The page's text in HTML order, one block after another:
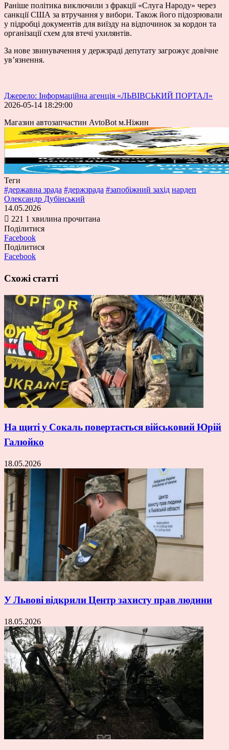
Раніше політика виключили з фракції «Слуга Народу» через
санкції США за втручання у вибори. Також його підозрювали
у підробці документів для виїзду на відпочинок за кордон та
організації схем для втечі ухилянтів.
За нове звинувачення у держзраді депутату загрожує довічне
ув’язнення.
Джерело: Інформаційна агенція «ЛЬВІВСЬКИЙ ПОРТАЛ»
2026-05-14 18:29:00
Магазин автозапчастин AvtoBot м.Ніжин
Теги
#державна зрада #держзрада #запобіжний захід нардеп
Олександр Дубінський
14.05.2026
221 1 хвилина прочитана
Поділитися
Facebook
Поділитися
Facebook
Схожі статті
На щиті у Сокаль повертається військовий Юрій
Галюйко
18.05.2026
У Львові відкрили Центр захисту прав людини
18.05.2026